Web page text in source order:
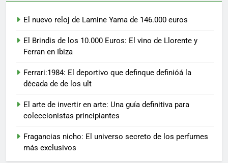
El nuevo reloj de Lamine Yama de 146.000 euros
El Brindis de los 10.000 Euros: El vino de Llorente y
Ferran en Ibiza
Ferrari:1984: El deportivo que definque definióá la
década de de los ult
El arte de invertir en arte: Una guía definitiva para
coleccionistas principiantes
Fragancias nicho: El universo secreto de los perfumes
más exclusivos